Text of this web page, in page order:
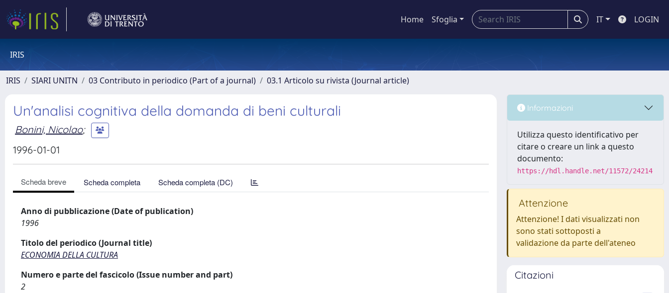
Home Sfoglia IT LOGIN
IRIS
IRIS SIARI UNITN 03 Contributo in periodico (Part of a journal) 03.1 Articolo su rivista (Journal article)
Un'analisi cognitiva della domanda di beni culturali
Bonini, Nicolao;
1996-01-01
Scheda breve Scheda completa Scheda completa (DC)
Anno di pubblicazione (Date of publication)
1996
Titolo del periodico (Journal title)
ECONOMIA DELLA CULTURA
Numero e parte del fascicolo (Issue number and part)
2
Informazioni
Utilizza questo identificativo per
citare o creare un link a questo
documento:
https://hdl.handle.net/11572/24214
Attenzione
Attenzione! I dati visualizzati non
sono stati sottoposti a
validazione da parte dell'ateneo
Citazioni